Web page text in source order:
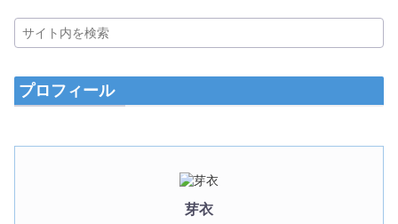
プロフィール
芽衣